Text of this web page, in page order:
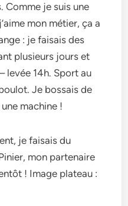
Comme je suis une
mon métier, ça a
: je faisais des
plusieurs jours et
levée 14h. Sport au
Je bossais de
machine !
je faisais du
mon partenaire
! Image plateau :